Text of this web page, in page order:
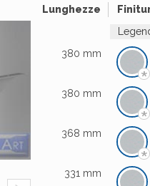
Lunghezze
380 mm
*
380 mm
*
368 mm
*
331 mm